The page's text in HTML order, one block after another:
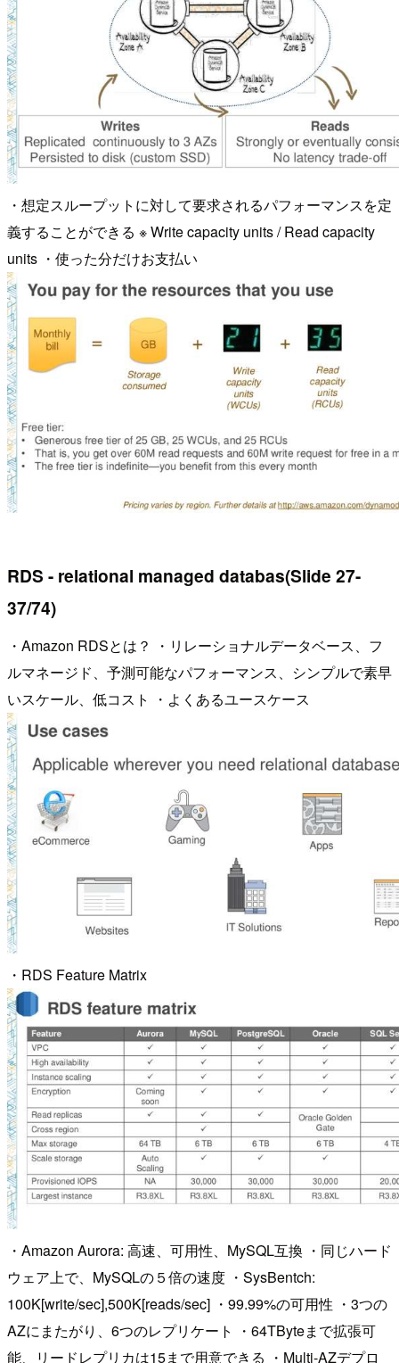
・想定スループットに対して要求されるパフォーマンスを定
義することができる ※ Write capacity units / Read capacity
units ・使った分だけお支払い
RDS - relational managed databas(Slide 27-
37/74)
・Amazon RDSとは？ ・リレーショナルデータベース、フ
ルマネージド、予測可能なパフォーマンス、シンプルで素早
いスケール、低コスト ・よくあるユースケース
・RDS Feature Matrix
・Amazon Aurora: 高速、可用性、MySQL互換 ・同じハード
ウェア上で、MySQLの５倍の速度 ・SysBentch:
100K[write/sec],500K[reads/sec] ・99.99%の可用性 ・3つの
AZにまたがり、6つのレプリケート ・64TByteまで拡張可
能、リードレプリカは15まで用意できる ・Multi-AZデプロ